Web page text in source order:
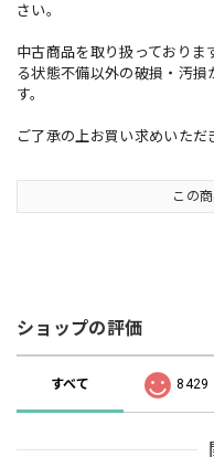
さい。
中古商品を取り扱っており
る状態不備以外の破損・汚損
す。
ご了承の上お買い求めいただ
この
ショップの評価
すべて 8429